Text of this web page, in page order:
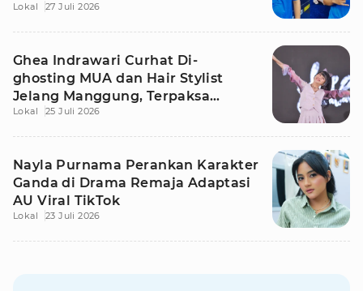
Mereka!
Lokal 27 Juli 2026
Ghea Indrawari Curhat Di-
ghosting MUA dan Hair Stylist
Jelang Manggung, Terpaksa
Dandan Sendiri
Lokal 25 Juli 2026
Nayla Purnama Perankan Karakter
Ganda di Drama Remaja Adaptasi
AU Viral TikTok
Lokal 23 Juli 2026